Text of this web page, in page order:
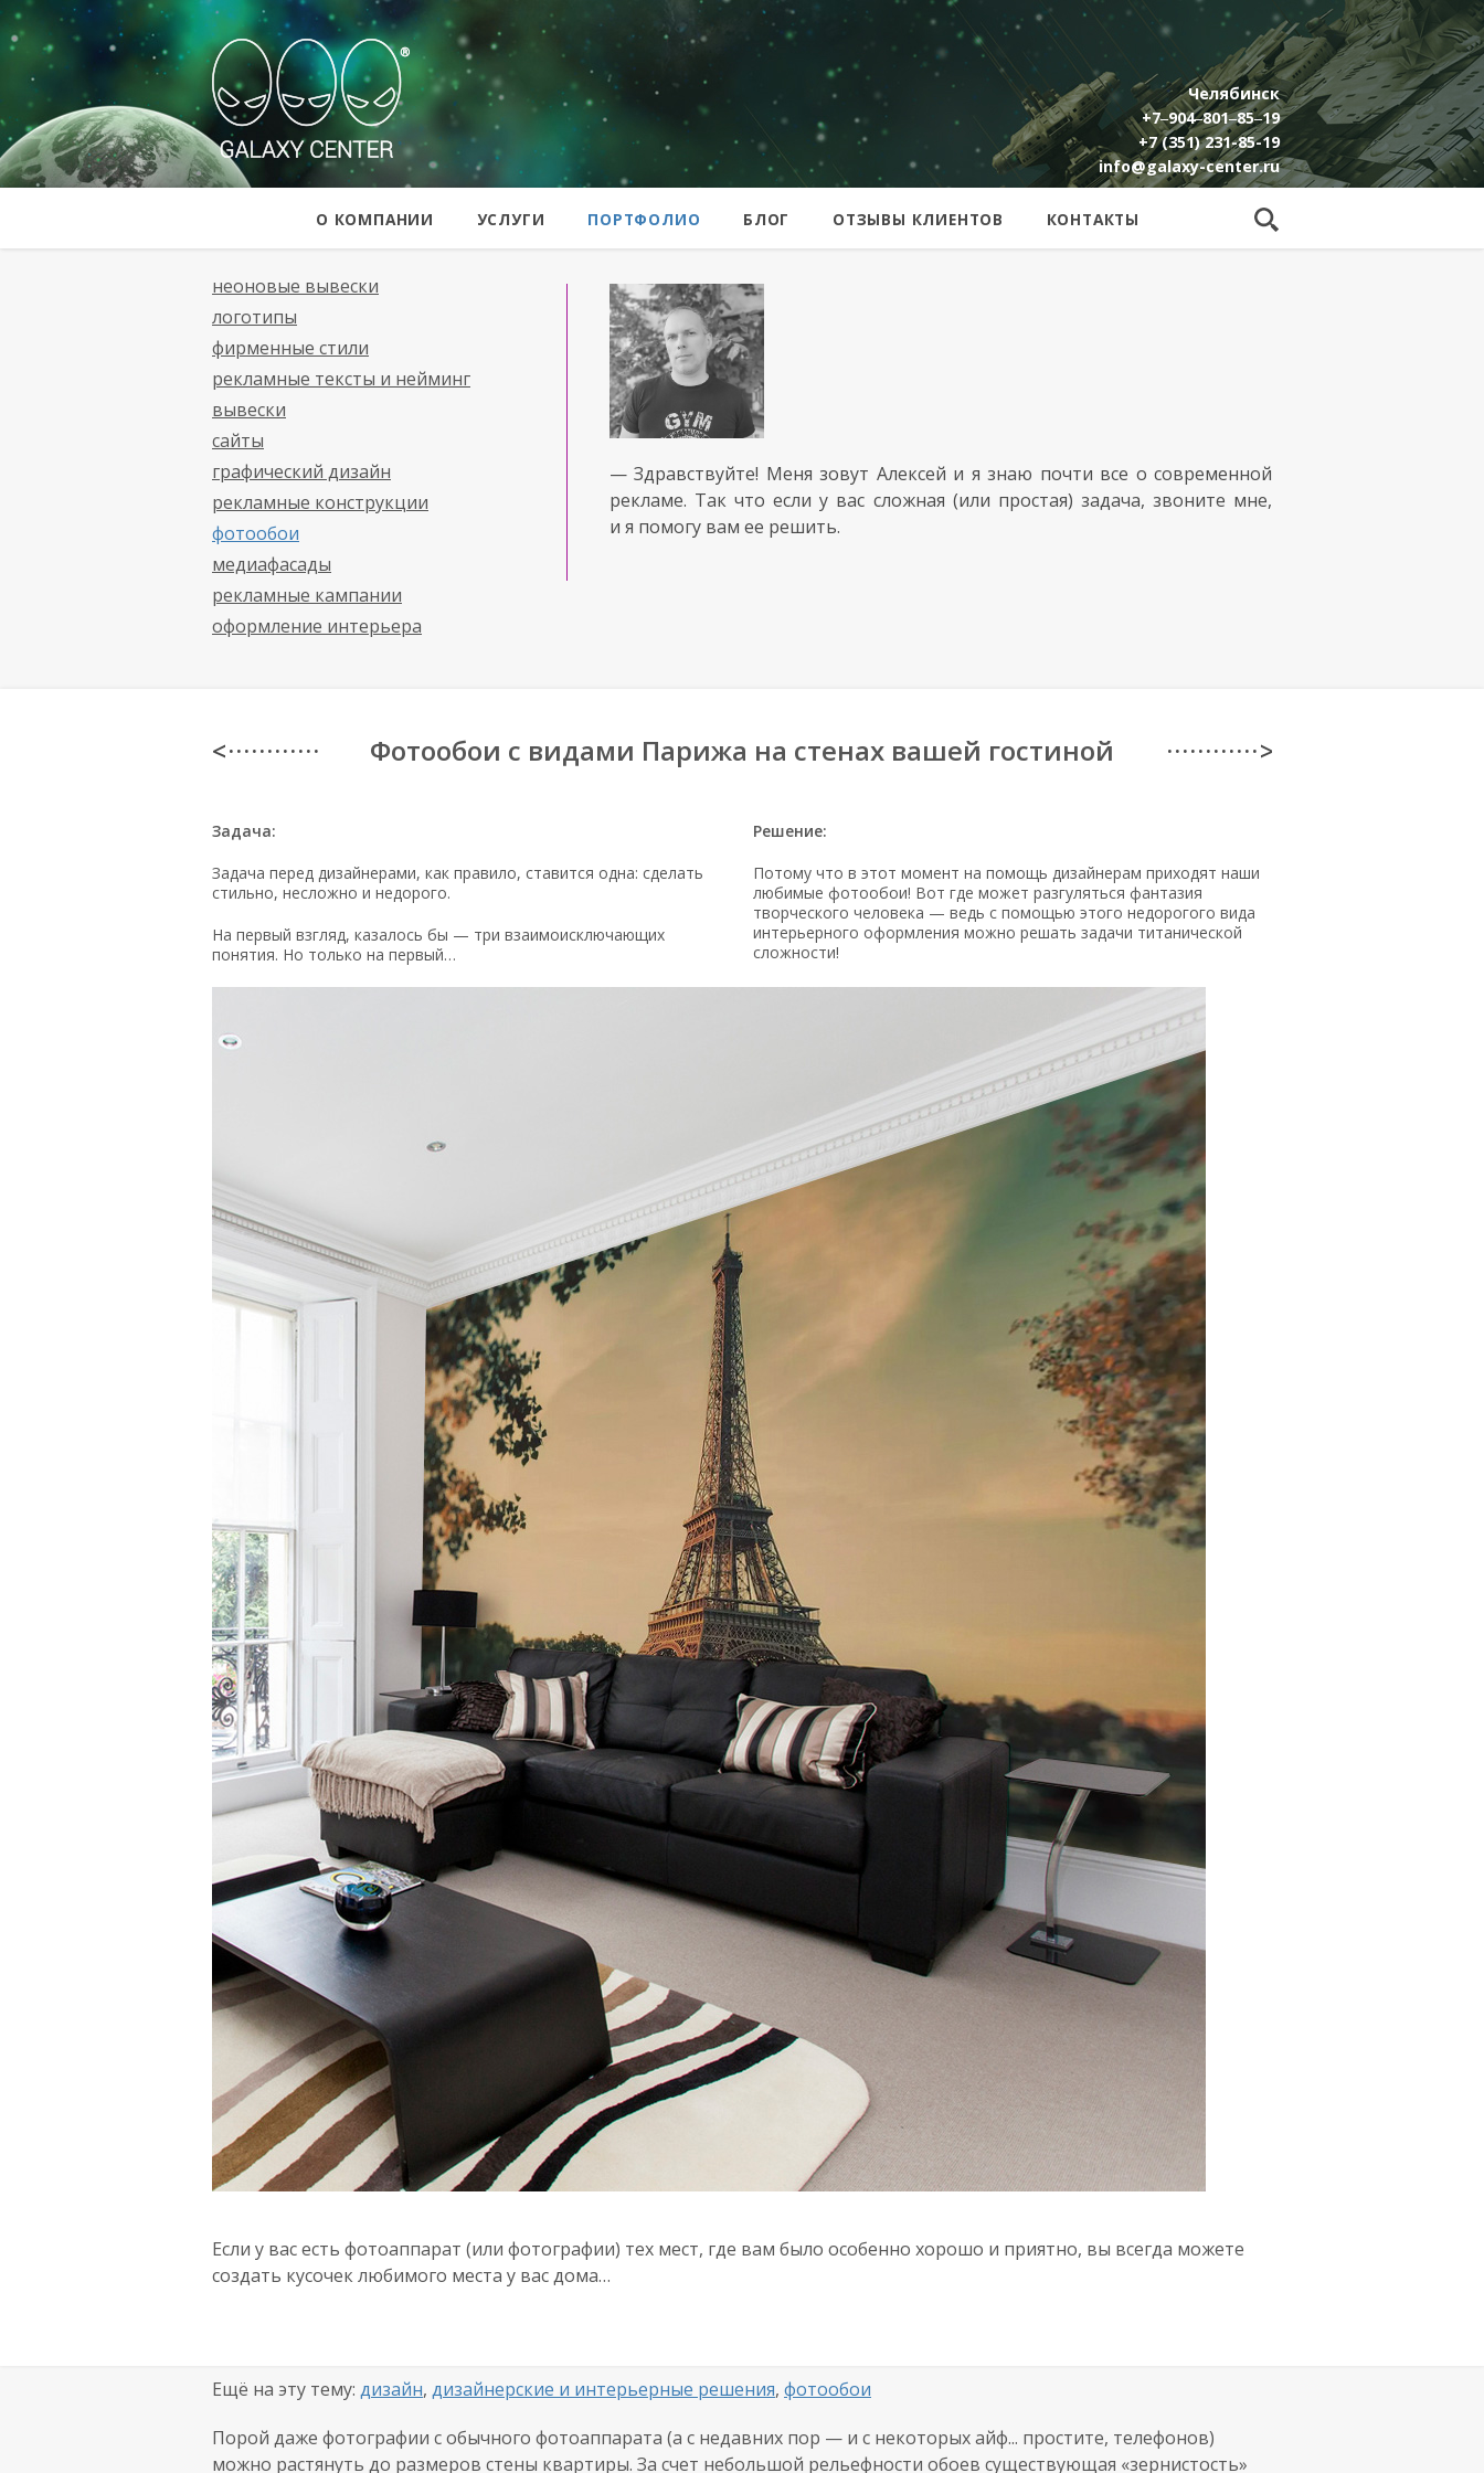
Galaxy Center
Челябинск
+7‒904‒801‒85‒19
+7 (351) 231-85-19
info@galaxy-center.ru
О КОМПАНИИ УСЛУГИ ПОРТФОЛИО БЛОГ ОТЗЫВЫ КЛИЕНТОВ КОНТАКТЫ
неоновые вывески
логотипы
фирменные стили
рекламные тексты и нейминг
вывески
сайты
графический дизайн
рекламные конструкции
фотообои
медиафасады
рекламные кампании
оформление интерьера
— Здравствуйте! Меня зовут Алексей и я знаю почти все о современной
рекламе. Так что если у вас сложная (или простая) задача, звоните мне,
и я помогу вам ее решить.
< · · · · · · · · · · · · · · · · · · · · · · · · >
Фотообои с видами Парижа на стенах вашей гостиной
Задача:
Задача перед дизайнерами, как правило, ставится одна: сделать
стильно, несложно и недорого.
На первый взгляд, казалось бы — три взаимоисключающих
понятия. Но только на первый…
Решение:
Потому что в этот момент на помощь дизайнерам приходят наши
любимые фотообои! Вот где может разгуляться фантазия
творческого человека — ведь с помощью этого недорогого вида
интерьерного оформления можно решать задачи титанической
сложности!
Если у вас есть фотоаппарат (или фотографии) тех мест, где вам было особенно хорошо и приятно, вы всегда можете
создать кусочек любимого места у вас дома…
Ещё на эту тему: дизайн, дизайнерские и интерьерные решения, фотообои
Порой даже фотографии с обычного фотоаппарата (а с недавних пор — и с некоторых айф... простите, телефонов)
можно растянуть до размеров стены квартиры. За счет небольшой рельефности обоев существующая «зернистость»